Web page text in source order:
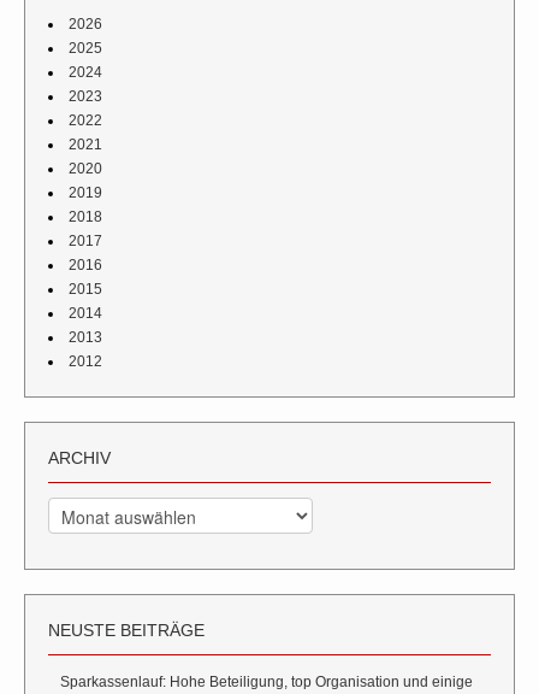
2026
2025
2024
2023
2022
2021
2020
2019
2018
2017
2016
2015
2014
2013
2012
ARCHIV
Archiv
NEUSTE BEITRÄGE
Sparkassenlauf: Hohe Beteiligung, top Organisation und einige